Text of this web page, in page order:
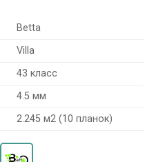
Betta
Villa
43 класс
4.5 мм
2.245 м2 (10 планок)